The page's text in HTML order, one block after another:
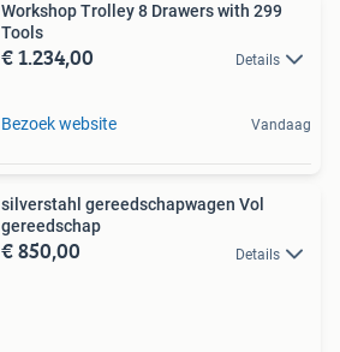
Workshop Trolley 8 Drawers with 299
Tools
€ 1.234,00 Details
Bezoek website Vandaag
silverstahl gereedschapwagen Vol
gereedschap
€ 850,00 Details